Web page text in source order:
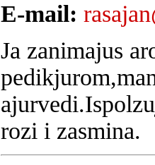
E-mail:
Ja zanimajus
rozi i zasmina.